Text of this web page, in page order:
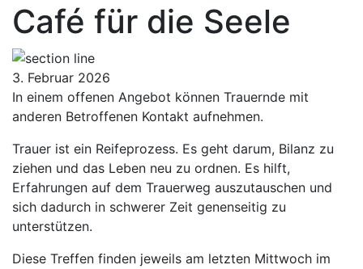
Café für die Seele
3. Februar 2026
In einem offenen Angebot können Trauernde mit
anderen Betroffenen Kontakt aufnehmen.
Trauer ist ein Reifeprozess. Es geht darum, Bilanz zu
ziehen und das Leben neu zu ordnen. Es hilft,
Erfahrungen auf dem Trauerweg auszutauschen und
sich dadurch in schwerer Zeit genenseitig zu
unterstützen.
Diese Treffen finden jeweils am letzten Mittwoch im